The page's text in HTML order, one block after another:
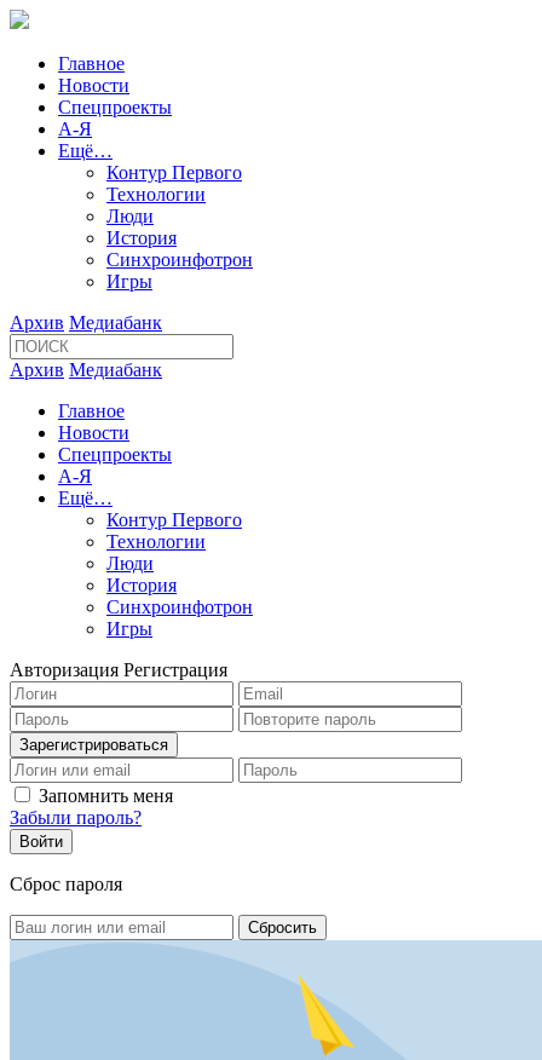
Главное
Новости
Спецпроекты
А-Я
Ещё…
Контур Первого
Технологии
Люди
История
Синхроинфотрон
Игры
Архив Медиабанк
Архив Медиабанк
Главное
Новости
Спецпроекты
А-Я
Ещё…
Контур Первого
Технологии
Люди
История
Синхроинфотрон
Игры
Авторизация Регистрация
Запомнить меня
Забыли пароль?
Сброс пароля